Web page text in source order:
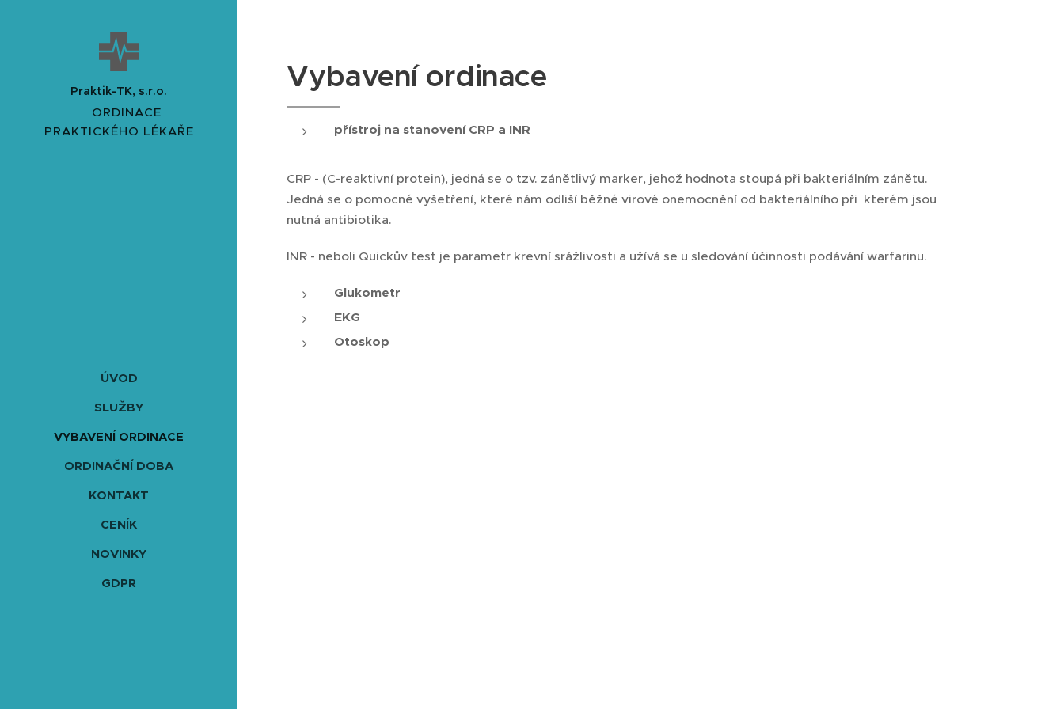
Praktik-TK, s.r.o.
ORDINACE
PRAKTICKÉHO LÉKAŘE
ÚVOD
SLUŽBY
VYBAVENÍ ORDINACE
ORDINAČNÍ DOBA
KONTAKT
CENÍK
NOVINKY
GDPR
Vybavení ordinace
přístroj na stanovení CRP a INR
CRP - (C-reaktivní protein), jedná se o tzv. zánětlivý marker, jehož hodnota stoupá při bakteriálním zánětu.
Jedná se o pomocné vyšetření, které nám odliší běžné virové onemocnění od bakteriálního při kterém jsou
nutná antibiotika.
INR - neboli Quickův test je parametr krevní srážlivosti a užívá se u sledování účinnosti podávání warfarinu.
Glukometr
EKG
Otoskop